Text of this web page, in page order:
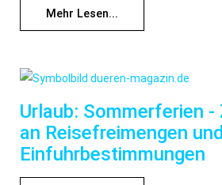
Mehr Lesen...
Urlaub: Sommerferien
an Reisefreimengen und
Einfuhrbestimmungen